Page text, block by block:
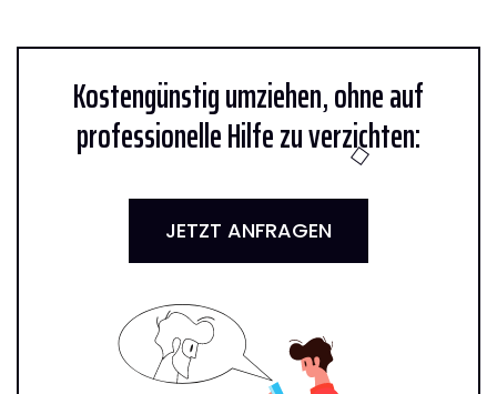
Kostengünstig umziehen, ohne auf
professionelle Hilfe zu verzichten:
JETZT ANFRAGEN